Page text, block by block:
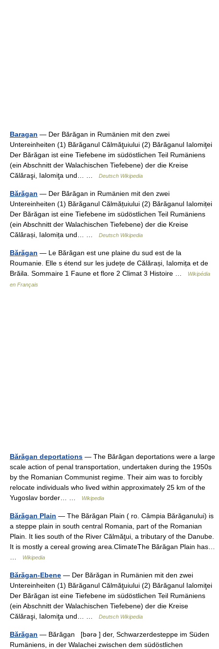
Baragan — Der Bărăgan in Rumänien mit den zwei
Untereinheiten (1) Bărăganul Călmăţuiului (2) Bărăganul Ialomiţei
Der Bărăgan ist eine Tiefebene im südöstlichen Teil Rumäniens
(ein Abschnitt der Walachischen Tiefebene) der die Kreise
Călăraşi, Ialomiţa und… …
Deutsch Wikipedia
Bărăgan — Der Bărăgan in Rumänien mit den zwei
Untereinheiten (1) Bărăganul Călmățuiului (2) Bărăganul Ialomiței
Der Bărăgan ist eine Tiefebene im südöstlichen Teil Rumäniens
(ein Abschnitt der Walachischen Tiefebene) der die Kreise
Călărași, Ialomița und… …
Deutsch Wikipedia
Bărăgan — Le Bărăgan est une plaine du sud est de la
Roumanie. Elle s étend sur les județe de Călărași, Ialomița et de
Brăila. Sommaire 1 Faune et flore 2 Climat 3 Histoire …
Wikipédia
en Français
Bărăgan deportations — The Bărăgan deportations were a large
scale action of penal transportation, undertaken during the 1950s
by the Romanian Communist regime. Their aim was to forcibly
relocate individuals who lived within approximately 25 km of the
Yugoslav border… …
Wikipedia
Bărăgan Plain — The Bărăgan Plain ( ro. Câmpia Bărăganului) is
a steppe plain in south central Romania, part of the Romanian
Plain. It lies south of the River Călmăţui, a tributary of the Danube.
It is mostly a cereal growing area.ClimateThe Bărăgan Plain has…
Wikipedia
Bărăgan-Ebene — Der Bărăgan in Rumänien mit den zwei
Untereinheiten (1) Bărăganul Călmăţuiului (2) Bărăganul Ialomiţei
Der Bărăgan ist eine Tiefebene im südöstlichen Teil Rumäniens
(ein Abschnitt der Walachischen Tiefebene) der die Kreise
Călăraşi, Ialomiţa und… …
Deutsch Wikipedia
Bărăgan — Bărăgạn [bərə ] der, Schwarzerdesteppe im Süden
Rumäniens, in der Walachei zwischen dem südöstlichen